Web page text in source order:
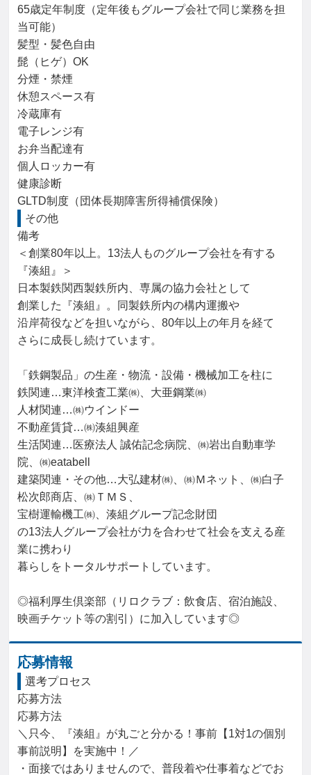
65歳定年制度（定年後もグループ会社で同じ業務を担
当可能）
髪型・髪色自由
髭（ヒゲ）OK
分煙・禁煙
休憩スペース有
冷蔵庫有
電子レンジ有
お弁当配達有
個人ロッカー有
健康診断
GLTD制度（団体長期障害所得補償保険）
その他
備考
＜創業80年以上。13法人ものグループ会社を有する
『湊組』＞
日本製鉄関西製鉄所内、専属の協力会社として
創業した『湊組』。同製鉄所内の構内運搬や
沿岸荷役などを担いながら、80年以上の年月を経て
さらに成長し続けています。
「鉄鋼製品」の生産・物流・設備・機械加工を柱に
鉄関連…東洋検査工業㈱、大亜鋼業㈱
人材関連…㈱ウインドー
不動産賃貸…㈱湊組興産
生活関連…医療法人 誠佑記念病院、㈱岩出自動車学
院、㈱eatabell
建築関連・その他…大弘建材㈱、㈱Ｍネット、㈱白子
松次郎商店、㈱ＴＭＳ、
宝樹運輸機工㈱、湊組グループ記念財団
の13法人グループ会社が力を合わせて社会を支える産
業に携わり
暮らしをトータルサポートしています。
◎福利厚生倶楽部（リロクラブ：飲食店、宿泊施設、
映画チケット等の割引）に加入しています◎
応募情報
選考プロセス
応募方法
応募方法
＼只今、『湊組』が丸ごと分かる！事前【1対1の個別
事前説明】を実施中！／
・面接ではありませんので、普段着や仕事着などでお